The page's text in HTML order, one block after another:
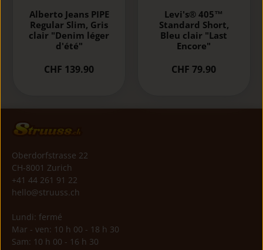
Alberto Jeans PIPE
Regular Slim, Gris
clair "Denim léger
d'été"
CHF 139.90
Levi's® 405™
Standard Short,
Bleu clair "Last
Encore"
CHF 79.90
Oberdorfstrasse 22
CH-8001 Zurich
+41 44 261 91 22
hello@struuss.ch
Lundi: fermé
Mar - ven: 10 h 00 - 18 h 30
Sam: 10 h 00 - 16 h 30